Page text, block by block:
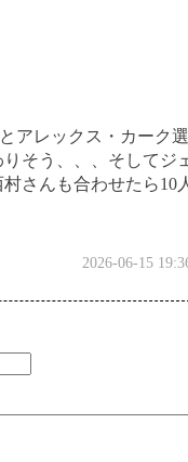
アレックス・カーク
そう、、、そしてジ
さんも合わせたら10
2026-06-15